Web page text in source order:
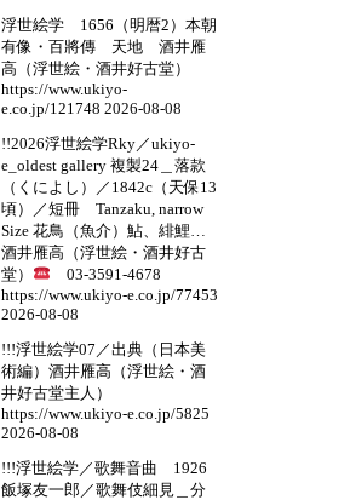
浮世絵学 1656（明暦2）本朝
有像・百將傳 天地 酒井雁
高（浮世絵・酒井好古堂）
https://www.ukiyo-
e.co.jp/121748 2026-08-08
!!2026浮世絵学Rky／ukiyo-
e_oldest gallery 複製24＿落款
（くによし）／1842c（天保13
頃）／短冊 Tanzaku, narrow
Size 花鳥（魚介）鮎、緋鯉…
酒井雁高（浮世絵・酒井好古
堂）
03-3591-4678
https://www.ukiyo-e.co.jp/77453
2026-08-08
!!!浮世絵学07／出典（日本美
術編）酒井雁高（浮世絵・酒
井好古堂主人）
https://www.ukiyo-e.co.jp/5825
2026-08-08
!!!浮世絵学／歌舞音曲 1926
飯塚友一郎／歌舞伎細見＿分